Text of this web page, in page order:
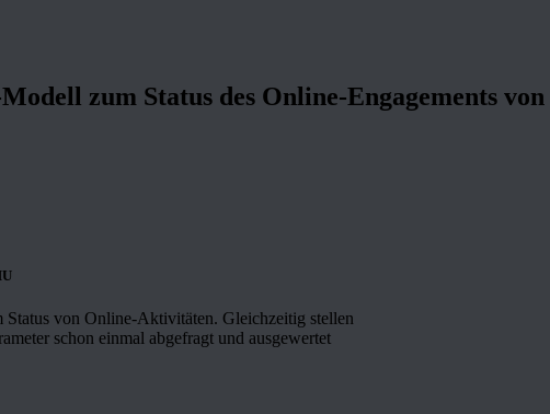
zum Status des Online-Engagements
von Online-Aktivitäten. Gleichzeitig stellen
schon einmal abgefragt und ausgewertet